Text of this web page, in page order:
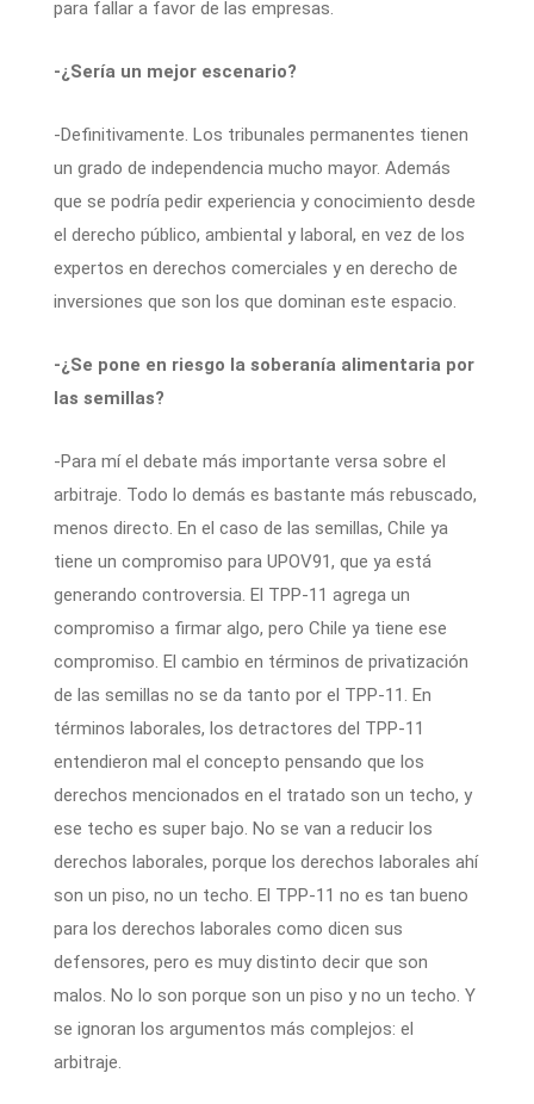
para fallar a favor de las empresas.
-¿Sería un mejor escenario?
-Definitivamente. Los tribunales permanentes tienen
un grado de independencia mucho mayor. Además
que se podría pedir experiencia y conocimiento desde
el derecho público, ambiental y laboral, en vez de los
expertos en derechos comerciales y en derecho de
inversiones que son los que dominan este espacio.
-¿Se pone en riesgo la soberanía alimentaria por
las semillas?
-Para mí el debate más importante versa sobre el
arbitraje. Todo lo demás es bastante más rebuscado,
menos directo. En el caso de las semillas, Chile ya
tiene un compromiso para UPOV91, que ya está
generando controversia. El TPP-11 agrega un
compromiso a firmar algo, pero Chile ya tiene ese
compromiso. El cambio en términos de privatización
de las semillas no se da tanto por el TPP-11. En
términos laborales, los detractores del TPP-11
entendieron mal el concepto pensando que los
derechos mencionados en el tratado son un techo, y
ese techo es super bajo. No se van a reducir los
derechos laborales, porque los derechos laborales ahí
son un piso, no un techo. El TPP-11 no es tan bueno
para los derechos laborales como dicen sus
defensores, pero es muy distinto decir que son
malos. No lo son porque son un piso y no un techo. Y
se ignoran los argumentos más complejos: el
arbitraje.